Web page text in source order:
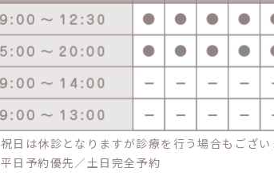
祝日は休診となりますが診療を行う場合もござい
平日予約優先／土日完全予約